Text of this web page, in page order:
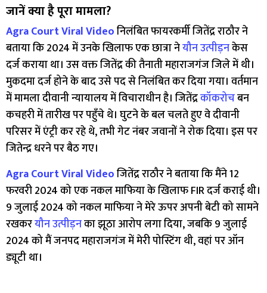
जानें क्या है पूरा मामला?
Agra Court Viral Videoनिलंबित फायरकर्मी जितेंद्र राठौर ने
बताया कि 2024 में उनके खिलाफ एक छात्रा नेयौन उत्पीड़नकेस
दर्ज कराया था। उस वक्त जितेंद्र की तैनाती महाराजगंज जिले में थी।
मुकदमा दर्ज होने के बाद उसे पद से निलंबित कर दिया गया। वर्तमान
में मामला दीवानी न्यायालय में विचाराधीन है। जितेंद्रकॉकरोचबन
कचहरी में तारीख पर पहुँचे थे। घुटने के बल चलते हुए वे दीवानी
परिसर में एंट्री कर रहे थे, तभी गेट नंबर जवानों ने रोक दिया। इस पर
जितेन्द्र धरने पर बैठ गए।
Agra Court Viral Videoजितेंद्र राठौर ने बताया कि मैंने 12
फरवरी 2024 को एक नकल माफिया के खिलाफ FIR दर्ज कराई थी।
9 जुलाई 2024 को नकल माफिया ने मेरे ऊपर अपनी बेटी को सामने
रखकरयौन उत्पीड़नका झूठा आरोप लगा दिया, जबकि 9 जुलाई
2024 को मैं जनपद महाराजगंज में मेरी पोस्टिंग थी, वहां पर ऑन
ड्यूटी था।